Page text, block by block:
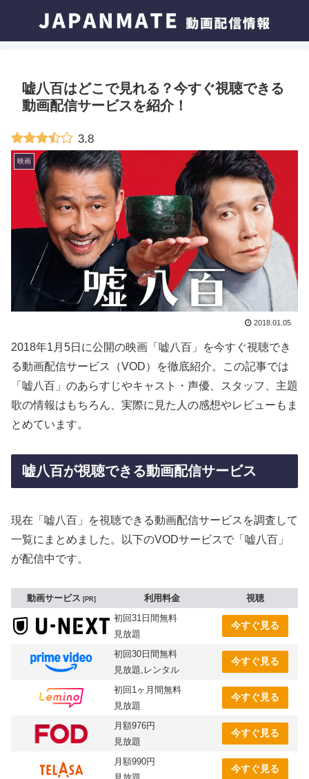
嘘八百はどこで見れる？今すぐ視聴できる
動画配信サービスを紹介！
3.8
映画
2018.01.05
2018年1月5日に公開の映画「嘘八百」を今すぐ視聴でき
る動画配信サービス（VOD）を徹底紹介。この記事では
「嘘八百」のあらすじやキャスト・声優、スタッフ、主題
歌の情報はもちろん、実際に見た人の感想やレビューもま
とめています。
嘘八百が視聴できる動画配信サービス
現在「嘘八百」を視聴できる動画配信サービスを調査して
一覧にまとめました。以下のVODサービスで「嘘八百」
が配信中です。
動画サービス PR 利用料金
視聴
初回31日間無料
見放題
今すぐ見る
初回30日間無料
見放題,レンタル
今すぐ見る
初回1ヶ月間無料
見放題
今すぐ見る
月額976円
見放題
今すぐ見る
月額990円
今すぐ見る